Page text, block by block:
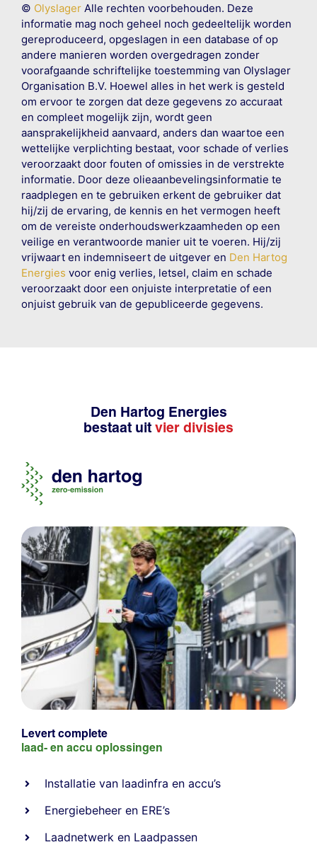
© OlyslagerAlle rechten voorbehouden. Deze
informatie mag noch geheel noch gedeeltelijk worden
gereproduceerd, opgeslagen in een database of op
andere manieren worden overgedragen zonder
voorafgaande schriftelijke toestemming van Olyslager
Organisation B.V. Hoewel alles in het werk is gesteld
om ervoor te zorgen dat deze gegevens zo accuraat
en compleet mogelijk zijn, wordt geen
aansprakelijkheid aanvaard, anders dan waartoe een
wettelijke verplichting bestaat, voor schade of verlies
veroorzaakt door fouten of omissies in de verstrekte
informatie. Door deze olieaanbevelingsinformatie te
raadplegen en te gebruiken erkent de gebruiker dat
hij/zij de ervaring, de kennis en het vermogen heeft
om de vereiste onderhoudswerkzaamheden op een
veilige en verantwoorde manier uit te voeren. Hij/zij
vrijwaart en indemniseert de uitgever en Den Hartog
Energies voor enig verlies, letsel, claim en schade
veroorzaakt door een onjuiste interpretatie of een
onjuist gebruik van de gepubliceerde gegevens.
Den Hartog Energies
bestaat uit vier divisies
Levert complete
laad- en accu oplossingen
Installatie van laadinfra en accu’s
Energiebeheer en ERE’s
Laadnetwerk en Laadpassen